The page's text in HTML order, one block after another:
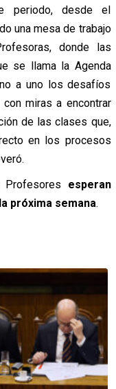
periodo, desde el
una mesa de trabajo
donde las
se llama la Agenda
a uno los desafíos
miras a encontrar
de las clases que,
en los procesos
esperan
próxima semana.